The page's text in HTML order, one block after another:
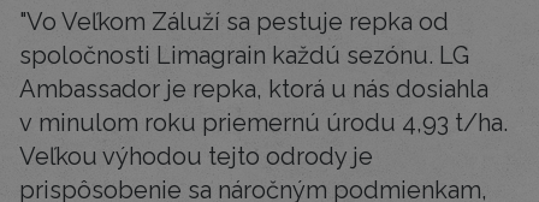
"Vo Veľkom Záluží sa pestuje repka od
spoločnosti Limagrain každú sezónu. LG
Ambassador je repka, ktorá u nás dosiahla
v minulom roku priemernú úrodu 4,93 t/ha.
Veľkou výhodou tejto odrody je
prispôsobenie sa náročným podmienkam,